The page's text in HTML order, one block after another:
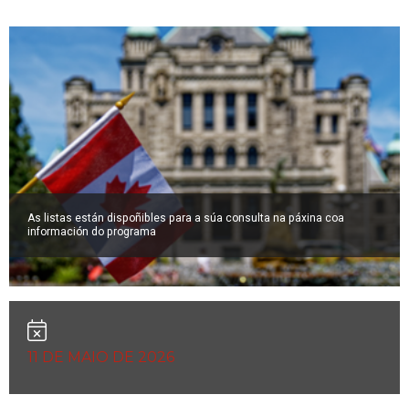
As listas están dispoñibles para a súa consulta na páxina coa
información do programa
11 DE MAIO DE 2026